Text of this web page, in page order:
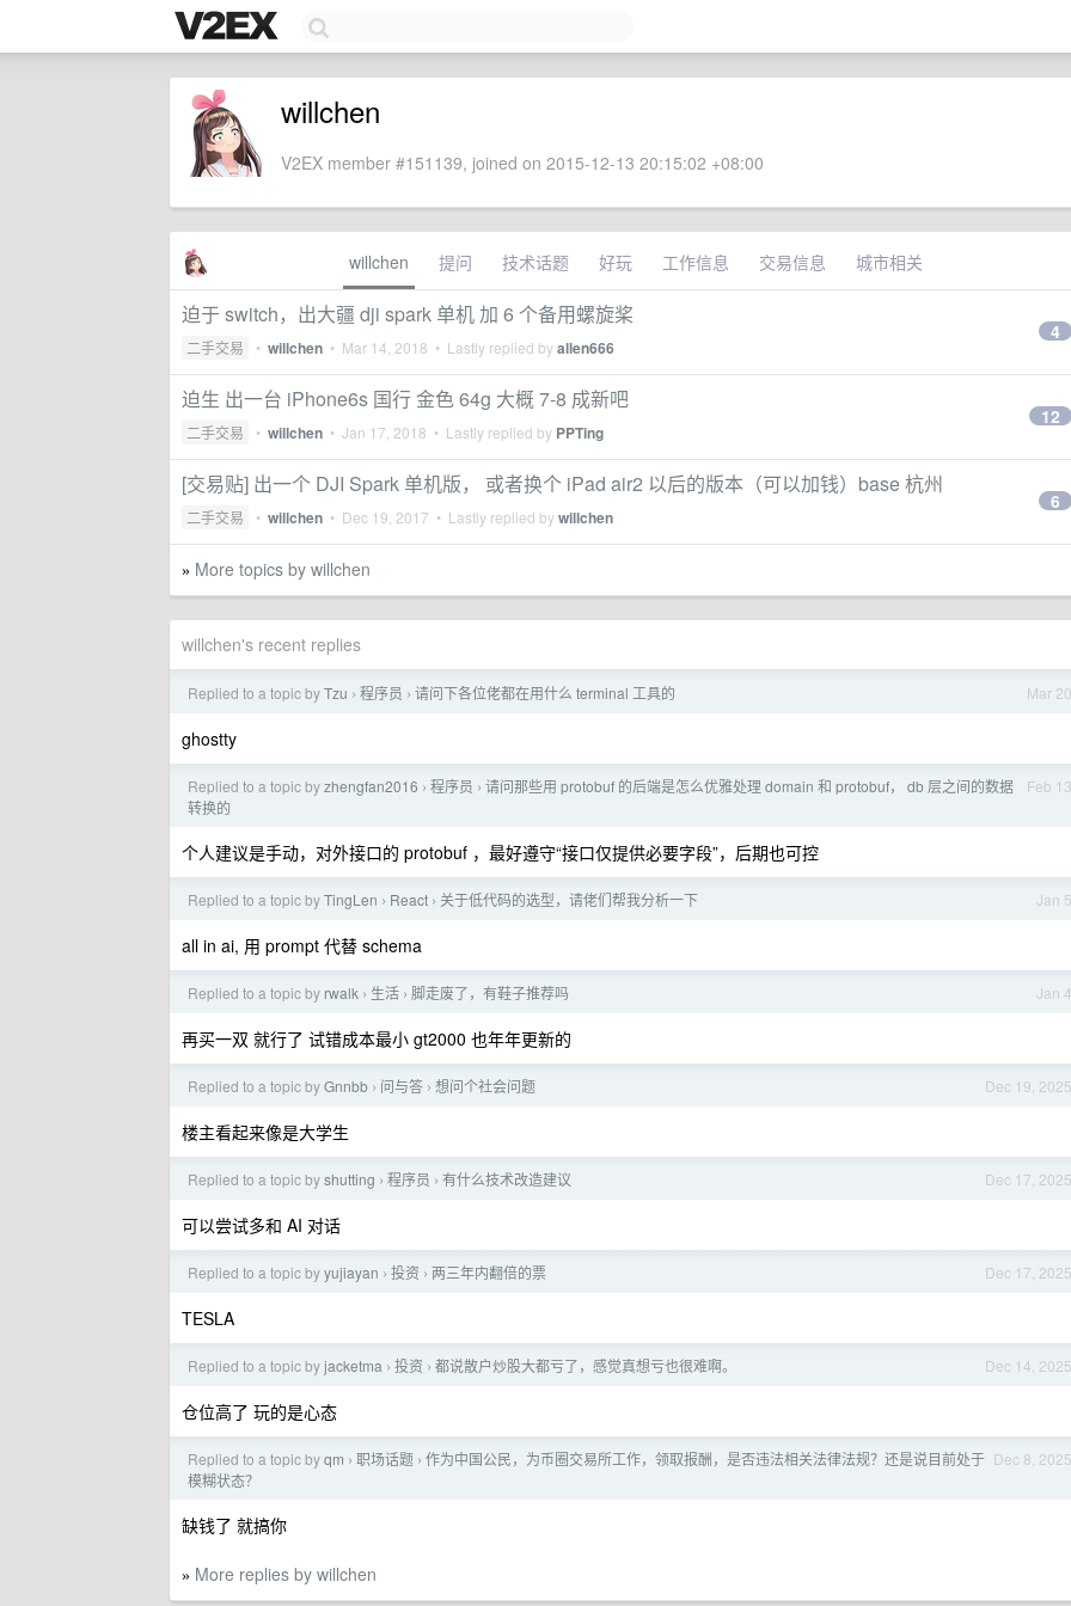
willchen
V2EX member #151139, joined on 2015-12-13 20:15:02 +08:00
willchen 提问 技术话题 好玩 工作信息 交易信息 城市相关
迫于 switch，出大疆 dji spark 单机 加 6 个备用螺旋桨
二手交易 • willchen • Mar 14, 2018 • Lastly replied byallen666
4
迫生 出一台 iPhone6s 国行 金色 64g 大概 7-8 成新吧
二手交易 • willchen • Jan 17, 2018 • Lastly replied by PPTing
12
[交易贴] 出一个 DJI Spark 单机版， 或者换个 iPad air2 以后的版本（可以加钱）base 杭州
二手交易 • willchen • Dec 19, 2017 • Lastly replied bywillchen
6
» More topics by willchen
willchen's recent replies
Mar 20
Replied to a topic byTzu › 程序员 › 请问下各位佬都在用什么 terminal 工具的
ghostty
Feb 13
Replied to a topic byzhengfan2016 › 程序员 › 请问那些用 protobuf 的后端是怎么优雅处理 domain 和 protobuf， db 层之间的数据
转换的
个人建议是手动，对外接口的 protobuf ，最好遵守“接口仅提供必要字段”，后期也可控
Jan 5
Replied to a topic byTingLen › React › 关于低代码的选型，请佬们帮我分析一下
all in ai, 用 prompt 代替 schema
Jan 4
Replied to a topic by rwalk › 生活 › 脚走废了，有鞋子推荐吗
再买一双 就行了 试错成本最小 gt2000 也年年更新的
Dec 19, 2025
Replied to a topic byGnnbb › 问与答 › 想问个社会问题
楼主看起来像是大学生
Dec 17, 2025
Replied to a topic byshutting › 程序员 › 有什么技术改造建议
可以尝试多和 AI 对话
Dec 17, 2025
Replied to a topic byyujiayan › 投资 › 两三年内翻倍的票
TESLA
Dec 14, 2025
Replied to a topic byjacketma › 投资 › 都说散户炒股大都亏了，感觉真想亏也很难啊。
仓位高了 玩的是心态
Dec 8, 2025
Replied to a topic byqm › 职场话题 › 作为中国公民，为币圈交易所工作，领取报酬，是否违法相关法律法规？还是说目前处于
模糊状态？
缺钱了 就搞你
» More replies by willchen